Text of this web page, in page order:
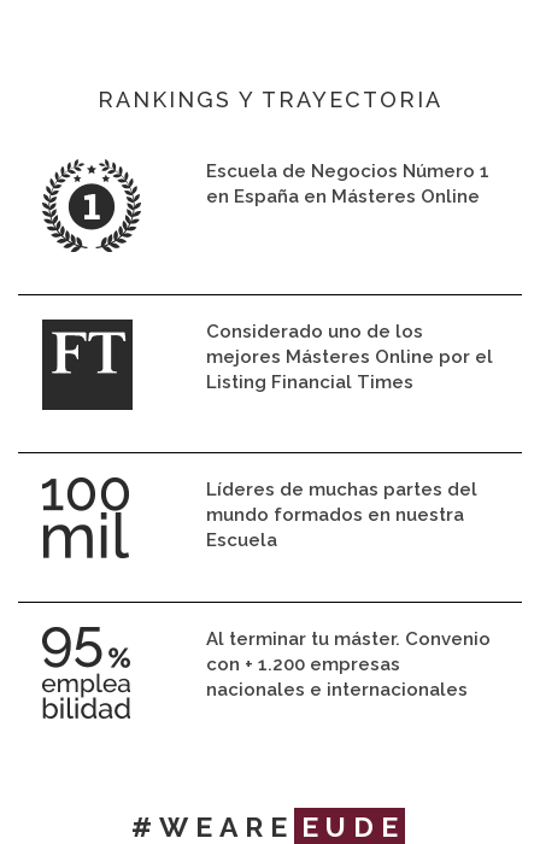
RANKINGS Y TRAYECTORIA
Escuela de Negocios Número 1
en España en Másteres Online
Considerado uno de los
mejores Másteres Online por el
Listing Financial Times
Líderes de muchas partes del
mundo formados en nuestra
Escuela
Al terminar tu máster. Convenio
con + 1.200 empresas
nacionales e internacionales
#WEARE EUDE